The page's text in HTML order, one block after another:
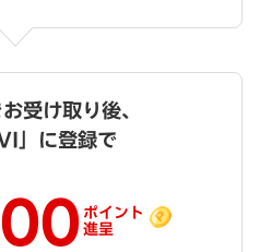
受け取り後、
」に登録で
ポイント
進呈